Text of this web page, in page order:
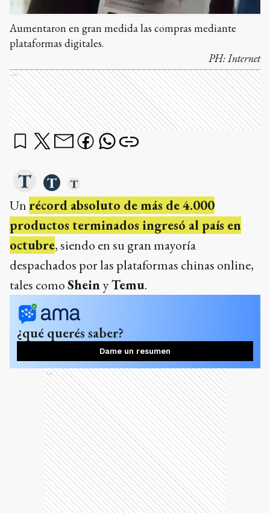
Aumentaron en gran medida las compras mediante
plataformas digitales.
PH:Internet
Ads
Unrécord absoluto de más de 4.000
productos terminados ingresó al país en
octubre, siendo en su gran mayoría
despachados por las plataformas chinas online,
tales comoSheinyTemu.
¿qué querés saber?
Dame un resumen
Ads